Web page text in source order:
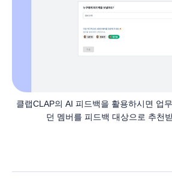
클랩CLAP의 AI 피드백을 활용하시면 업
던 멤버를 피드백 대상으로 추천